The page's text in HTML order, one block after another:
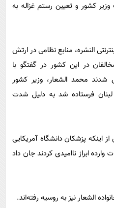
سلاحورزش
اجتماعی
و دیدنی ها
دانلود
زبانکشور و تعیین رستم غزاله به
النشره، منابع نظامی در ارتش
در این کشور در گفتگو با
شدند محمد الشعار، وزیر کشور
لبنان فرستاده شد به دلیل شدت
اینکه پزشکان دانشگاه آمریکایی
ابراز ناامیدی کردند جان داد
الشعار نیز به روسیه رفته‌اند.